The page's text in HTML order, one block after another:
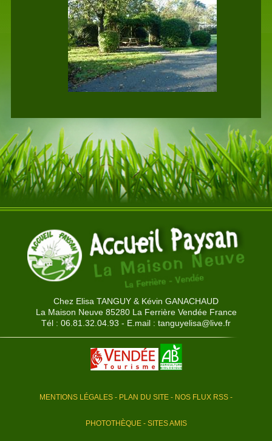
Chez Elisa TANGUY & Kévin GANACHAUD
La Maison Neuve 85280 La Ferrière Vendée France
Tél : 06.81.32.04.93 - E.mail : tanguyelisa@live.fr
MENTIONS LÉGALES - PLAN DU SITE - NOS FLUX RSS -
PHOTOTHÈQUE- SITES AMIS